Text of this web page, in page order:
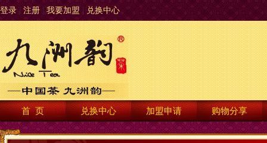
登录 注册 我要加盟 兑换中心
首 页 兑换中心 加盟申请 购物分享